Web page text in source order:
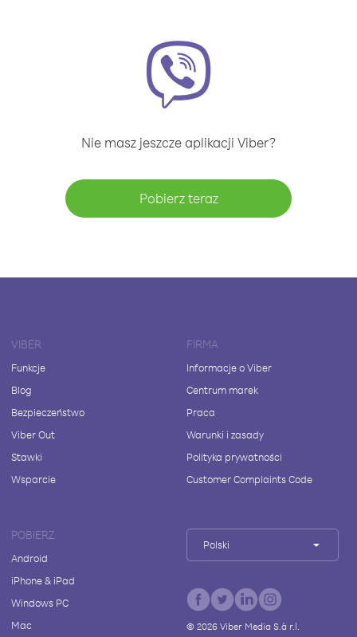
Nie masz jeszcze aplikacji Viber?
Pobierz teraz
VIBER
Funkcje
Blog
Bezpieczeństwo
Viber Out
Stawki
Wsparcie
FIRMA
Informacje o Viber
Centrum marek
Praca
Warunki i zasady
Polityka prywatności
Customer Complaints Code
POBIERZ
Android
iPhone & iPad
Windows PC
Mac
Polski
© 2026Viber Media S.à r.l.